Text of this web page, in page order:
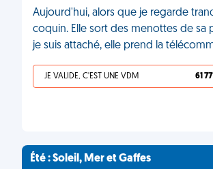
Aujourd'hui, alors que je regarde
coquin. Elle sort des menottes de sa
je suis attaché, elle prend la
JE VALIDE, C'EST UNE VDM 61 771
Été : Soleil, Mer et Gaffes